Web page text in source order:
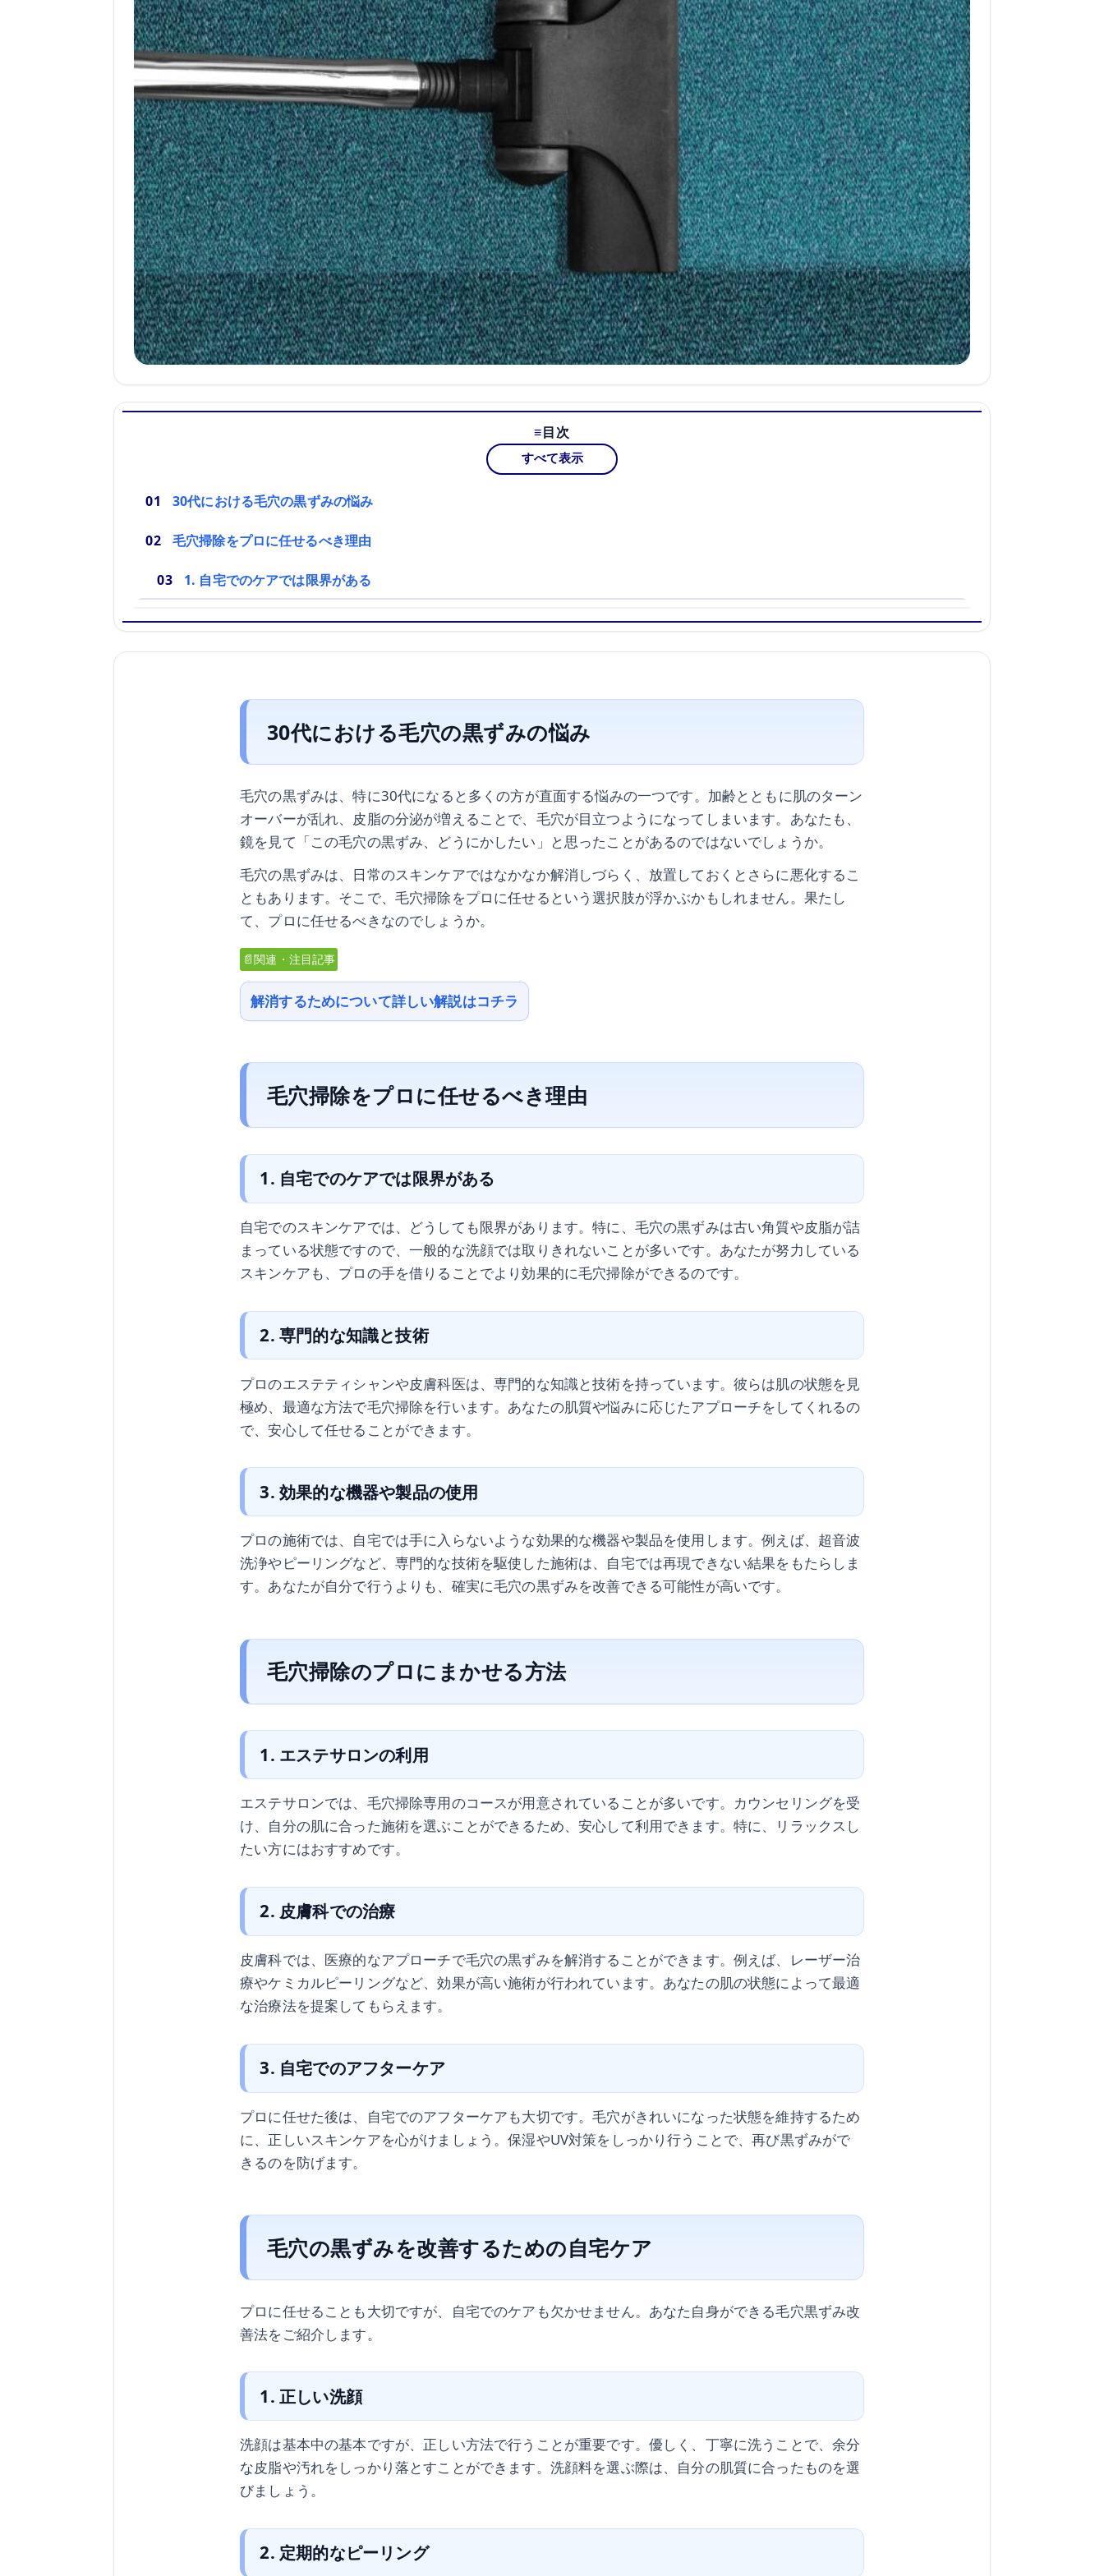
目次
すべて表示
30代における毛穴の黒ずみの悩み
毛穴掃除をプロに任せるべき理由
1. 自宅でのケアでは限界がある
30代における毛穴の黒ずみの悩み
毛穴の黒ずみは、特に30代になると多くの方が直面する悩みの一つです。加齢とともに肌のターン
オーバーが乱れ、皮脂の分泌が増えることで、毛穴が目立つようになってしまいます。あなたも、
鏡を見て「この毛穴の黒ずみ、どうにかしたい」と思ったことがあるのではないでしょうか。
毛穴の黒ずみは、日常のスキンケアではなかなか解消しづらく、放置しておくとさらに悪化するこ
ともあります。そこで、毛穴掃除をプロに任せるという選択肢が浮かぶかもしれません。果たし
て、プロに任せるべきなのでしょうか。
📄関連・注目記事
解消するためについて詳しい解説はコチラ
毛穴掃除をプロに任せるべき理由
1. 自宅でのケアでは限界がある
自宅でのスキンケアでは、どうしても限界があります。特に、毛穴の黒ずみは古い角質や皮脂が詰
まっている状態ですので、一般的な洗顔では取りきれないことが多いです。あなたが努力している
スキンケアも、プロの手を借りることでより効果的に毛穴掃除ができるのです。
2. 専門的な知識と技術
プロのエステティシャンや皮膚科医は、専門的な知識と技術を持っています。彼らは肌の状態を見
極め、最適な方法で毛穴掃除を行います。あなたの肌質や悩みに応じたアプローチをしてくれるの
で、安心して任せることができます。
3. 効果的な機器や製品の使用
プロの施術では、自宅では手に入らないような効果的な機器や製品を使用します。例えば、超音波
洗浄やピーリングなど、専門的な技術を駆使した施術は、自宅では再現できない結果をもたらしま
す。あなたが自分で行うよりも、確実に毛穴の黒ずみを改善できる可能性が高いです。
毛穴掃除のプロにまかせる方法
1. エステサロンの利用
エステサロンでは、毛穴掃除専用のコースが用意されていることが多いです。カウンセリングを受
け、自分の肌に合った施術を選ぶことができるため、安心して利用できます。特に、リラックスし
たい方にはおすすめです。
2. 皮膚科での治療
皮膚科では、医療的なアプローチで毛穴の黒ずみを解消することができます。例えば、レーザー治
療やケミカルピーリングなど、効果が高い施術が行われています。あなたの肌の状態によって最適
な治療法を提案してもらえます。
3. 自宅でのアフターケア
プロに任せた後は、自宅でのアフターケアも大切です。毛穴がきれいになった状態を維持するため
に、正しいスキンケアを心がけましょう。保湿やUV対策をしっかり行うことで、再び黒ずみがで
きるのを防げます。
毛穴の黒ずみを改善するための自宅ケア
プロに任せることも大切ですが、自宅でのケアも欠かせません。あなた自身ができる毛穴黒ずみ改
善法をご紹介します。
1. 正しい洗顔
洗顔は基本中の基本ですが、正しい方法で行うことが重要です。優しく、丁寧に洗うことで、余分
な皮脂や汚れをしっかり落とすことができます。洗顔料を選ぶ際は、自分の肌質に合ったものを選
びましょう。
2. 定期的なピーリング